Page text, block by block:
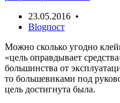
23.05.2016 •
Blogпост
Можно сколько угодно
«цель оправдывает
большинства от
то большевиками под
цель достигнута была.